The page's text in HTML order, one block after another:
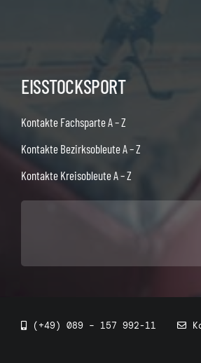
EISSTOCKSPORT
Kontakte Fachsparte A – Z
Kontakte Bezirksobleute A – Z
Kontakte Kreisobleute A – Z
(+49) 089 – 157 992-11